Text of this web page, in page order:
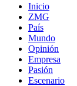
Inicio
ZMG
País
Mundo
Opinión
Empresa
Pasión
Escenario